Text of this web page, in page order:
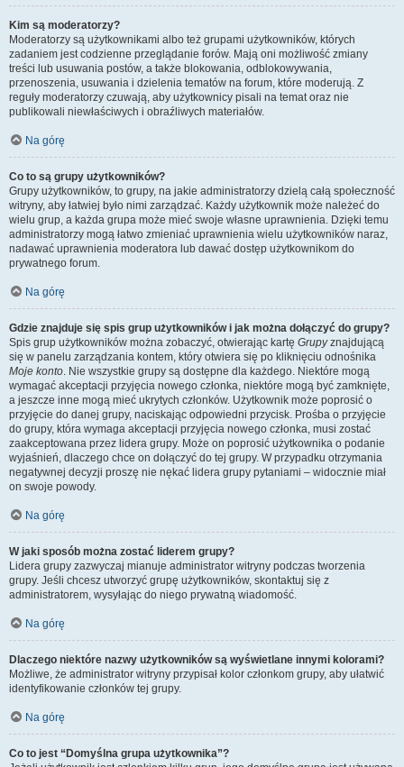
Kim są moderatorzy?
Moderatorzy są użytkownikami albo też grupami użytkowników, których
zadaniem jest codzienne przeglądanie forów. Mają oni możliwość zmiany
treści lub usuwania postów, a także blokowania, odblokowywania,
przenoszenia, usuwania i dzielenia tematów na forum, które moderują. Z
reguły moderatorzy czuwają, aby użytkownicy pisali na temat oraz nie
publikowali niewłaściwych i obraźliwych materiałów.
Na górę
Co to są grupy użytkowników?
Grupy użytkowników, to grupy, na jakie administratorzy dzielą całą społeczność
witryny, aby łatwiej było nimi zarządzać. Każdy użytkownik może należeć do
wielu grup, a każda grupa może mieć swoje własne uprawnienia. Dzięki temu
administratorzy mogą łatwo zmieniać uprawnienia wielu użytkowników naraz,
nadawać uprawnienia moderatora lub dawać dostęp użytkownikom do
prywatnego forum.
Na górę
Gdzie znajduje się spis grup użytkowników i jak można dołączyć do grupy?
Spis grup użytkowników można zobaczyć, otwierając kartę Grupyznajdującą
się w panelu zarządzania kontem, który otwiera się po kliknięciu odnośnika
Moje konto. Nie wszystkie grupy są dostępne dla każdego. Niektóre mogą
wymagać akceptacji przyjęcia nowego członka, niektóre mogą być zamknięte,
a jeszcze inne mogą mieć ukrytych członków. Użytkownik może poprosić o
przyjęcie do danej grupy, naciskając odpowiedni przycisk. Prośba o przyjęcie
do grupy, która wymaga akceptacji przyjęcia nowego członka, musi zostać
zaakceptowana przez lidera grupy. Może on poprosić użytkownika o podanie
wyjaśnień, dlaczego chce on dołączyć do tej grupy. W przypadku otrzymania
negatywnej decyzji proszę nie nękać lidera grupy pytaniami – widocznie miał
on swoje powody.
Na górę
W jaki sposób można zostać liderem grupy?
Lidera grupy zazwyczaj mianuje administrator witryny podczas tworzenia
grupy. Jeśli chcesz utworzyć grupę użytkowników, skontaktuj się z
administratorem, wysyłając do niego prywatną wiadomość.
Na górę
Dlaczego niektóre nazwy użytkowników są wyświetlane innymi kolorami?
Możliwe, że administrator witryny przypisał kolor członkom grupy, aby ułatwić
identyfikowanie członków tej grupy.
Na górę
Co to jest “Domyślna grupa użytkownika”?